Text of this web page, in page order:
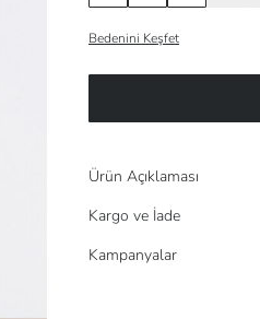
Bedenini Keşfet
Ürün Açıklaması
Kargo ve İade
Kampanyalar